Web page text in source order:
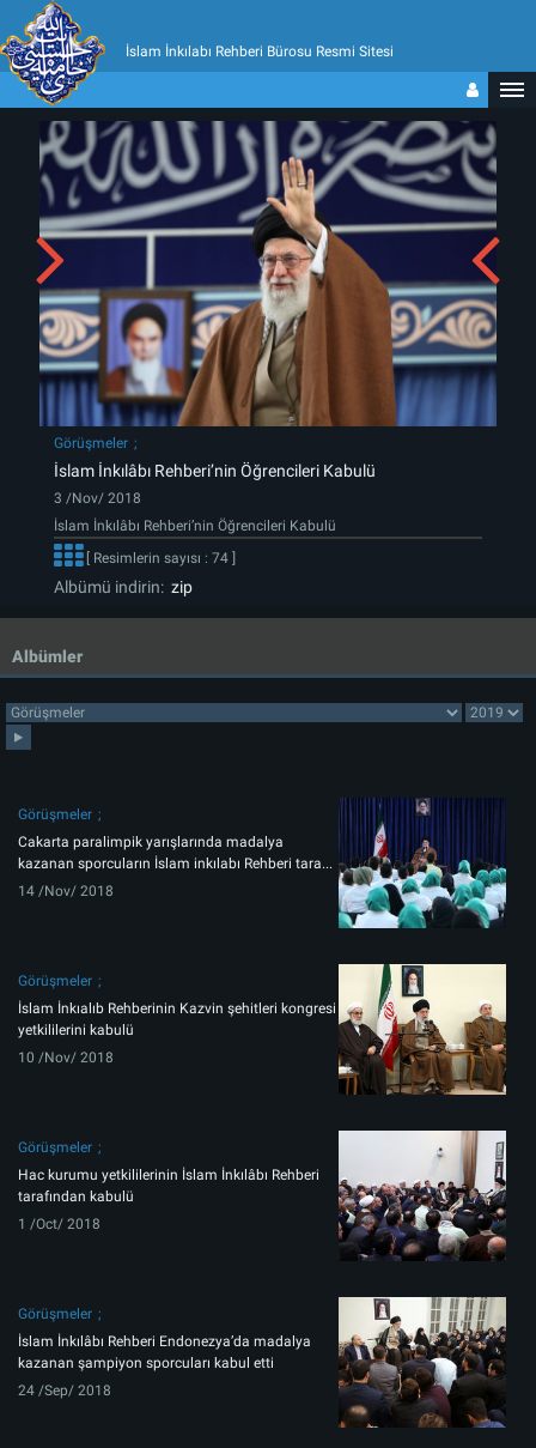
İslam İnkılabı Rehberi Bürosu Resmi Sitesi
Görüşmeler
İslam İnkılâbı Rehberi’nin Öğrencileri Kabulü
3 /Nov/ 2018
İslam İnkılâbı Rehberi’nin Öğrencileri Kabulü
[ Resimlerin sayısı : 74 ]
Albümü indirin: zip
Albümler
Görüşmeler
Cakarta paralimpik yarışlarında madalya
kazanan sporcuların İslam inkılabı Rehberi tara...
14 /Nov/ 2018
Görüşmeler
İslam İnkıalıb Rehberinin Kazvin şehitleri kongresi
yetkililerini kabulü
10 /Nov/ 2018
Görüşmeler
Hac kurumu yetkililerinin İslam İnkılâbı Rehberi
tarafından kabulü
1 /Oct/ 2018
Görüşmeler
İslam İnkılâbı Rehberi Endonezya’da madalya
kazanan şampiyon sporcuları kabul etti
24 /Sep/ 2018